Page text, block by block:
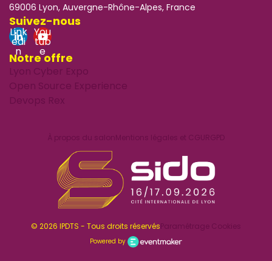
69006 Lyon, Auvergne-Rhône-Alpes, France
Suivez-nous
Link
edi
n
You
tub
e
Notre offre
Lyon Cyber Expo
Open Source Experience
Devops Rex
À propos du salonMentions légales et CGURGPD
© 2026 IPDTS - Tous droits réservésParamétrage Cookies
Powered by